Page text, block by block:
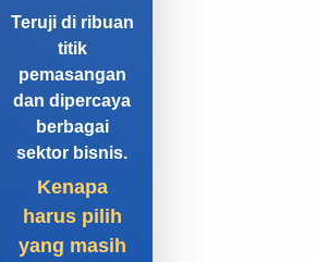
Teruji di ribuan
titik
pemasangan
dan dipercaya
berbagai
sektor bisnis.
Kenapa
harus pilih
yang masih